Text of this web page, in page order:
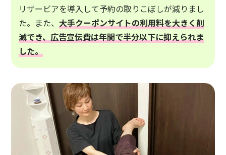
リザービアを導入して予約の取りこぼしが減りまし
た。また、大手クーポンサイトの利用料を大きく削
減でき、広告宣伝費は年間で半分以下に抑えられま
した。